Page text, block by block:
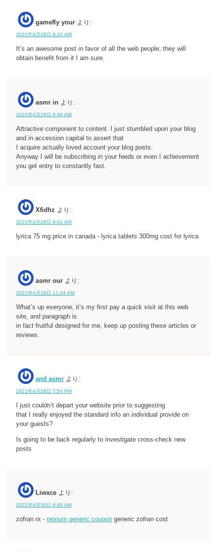
gamefly your より:
2021年4月28日 8:10 AM
It’s an awesome post in favor of all the web people; they will
obtain benefit from it I am sure.
asmr in より:
2021年4月29日 6:49 AM
Attractive component to content. I just stumbled upon your blog
and in accession capital to assert that
I acquire actually loved account your blog posts.
Anyway I will be subscribing in your feeds or even I achievement
you get entry to constantly fast.
Xfidhz より:
2021年4月29日 9:41 AM
lyrica 75 mg price in canada - lyrica tablets 300mg cost for lyrica
asmr our より:
2021年4月29日 11:24 AM
What’s up everyone, it’s my first pay a quick visit at this web
site, and paragraph is
in fact fruitful designed for me, keep up posting these articles or
reviews.
and asmr より:
2021年4月29日 7:54 PM
I just couldn’t depart your website prior to suggesting
that I really enjoyed the standard info an individual provide on
your guests?
Is going to be back regularly to investigate cross-check new
posts
Liwxce より:
2021年4月30日 9:48 AM
zofran rx -nexium generic coupon generic zofran cost